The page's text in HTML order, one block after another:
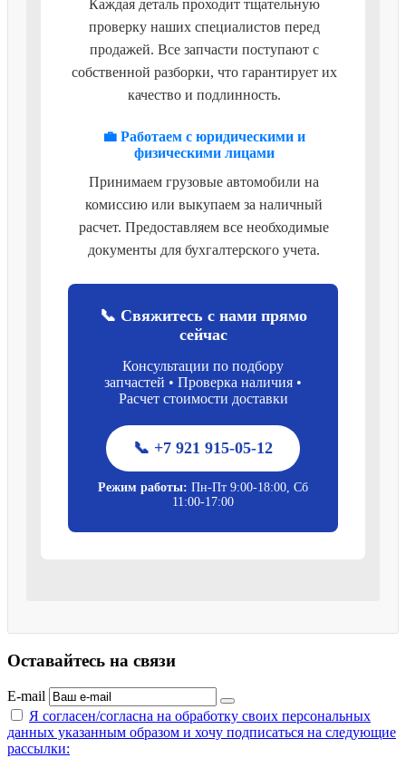
Каждая деталь проходит тщательную
проверку наших специалистов перед
продажей. Все запчасти поступают с
собственной разборки, что гарантирует их
качество и подлинность.
💼 Работаем с юридическими и
физическими лицами
Принимаем грузовые автомобили на
комиссию или выкупаем за наличный
расчет. Предоставляем все необходимые
документы для бухгалтерского учета.
📞 Свяжитесь с нами прямо
сейчас
Консультации по подбору
запчастей • Проверка наличия •
Расчет стоимости доставки
📞 +7 921 915-05-12
Режим работы: Пн-Пт 9:00-18:00, Сб
11:00-17:00
Оставайтесь на связи
E-mail
Я согласен/согласна на обработку своих персональных
данных указанным образом и хочу подписаться на следующие
рассылки: